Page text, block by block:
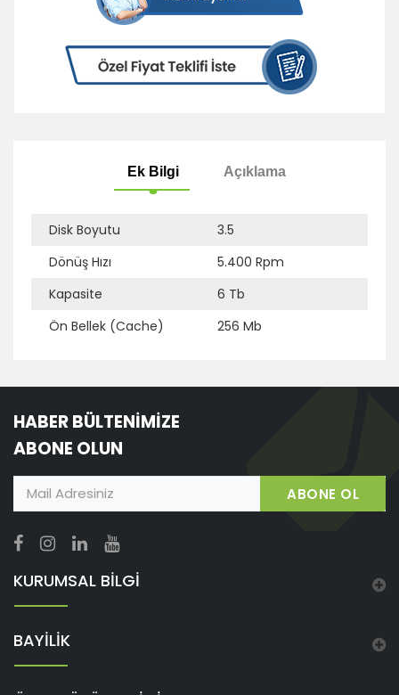
Disk Boyutu
3.5
Dönüş Hızı
5.400 Rpm
Kapasite
6 Tb
Ön Bellek (Cache)
256 Mb
HABER BÜLTENİMİZE
ABONE OLUN
ABONE OL
KURUMSAL BİLGİ
BAYİLİK